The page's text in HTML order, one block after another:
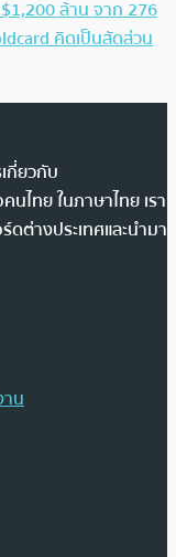
ล้าน จาก 276
คิดเป็นสัดส่วน
กี่ยวกับ
นไทย ในภาษาไทย เรา
ต่างประเทศและนำมา
น